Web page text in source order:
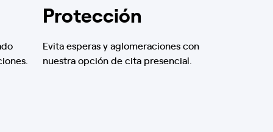
Protección
Evita esperas y aglomeraciones con
nuestra opción de cita presencial.